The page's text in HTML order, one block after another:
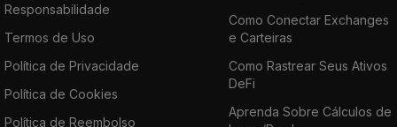
Responsabilidade
Termos de Uso
Política de Privacidade
Política de Cookies
Política de Reembolso
Como Conectar Exchanges
e Carteiras
Como Rastrear Seus Ativos
DeFi
Aprenda Sobre Cálculos de